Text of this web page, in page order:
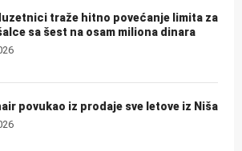
traže hitno povećanje limita za
sa šest na osam miliona dinara
povukao iz prodaje sve letove iz Niša